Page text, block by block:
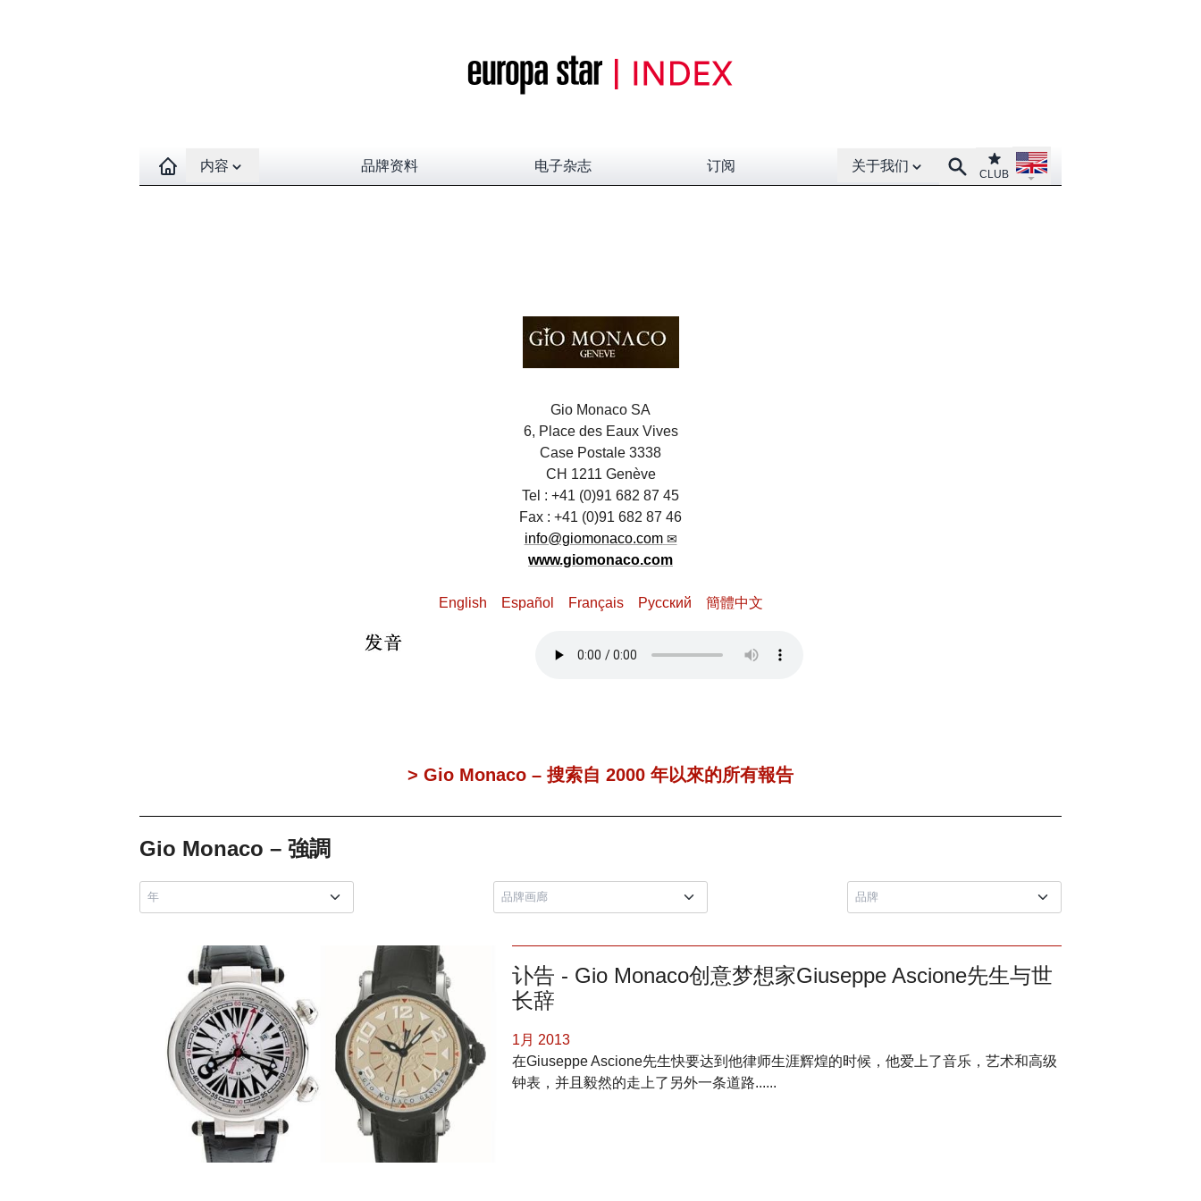
Open contents menu
内容 品牌资料 电子杂志 订阅
Open About menu
关于我们 SearchClub
CLUB
Open language menu
Gio Monaco SA
6, Place des Eaux Vives
Case Postale 3338
CH 1211 Genève
Tel : +41 (0)91 682 87 45
Fax : +41 (0)91 682 87 46
info@giomonaco.com
www.giomonaco.com
English Español Français Pусский 簡體中文
> Gio Monaco – 搜索自 2000 年以來的所有報告
Gio Monaco – 強調
讣告 - Gio Monaco创意梦想家Giuseppe Ascione先生与世
长辞
1月 2013
在Giuseppe Ascione先生快要达到他律师生涯辉煌的时候，他爱上了音乐，艺术和高级
钟表，并且毅然的走上了另外一条道路......